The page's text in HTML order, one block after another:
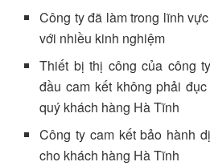
Công ty đã làm trong lĩnh
với nhiều kinh nghiệm
Thiết bị thị công của công
đầu cam kết không phải
quý khách hàng Hà Tĩnh
Công ty cam kết bảo hành
cho khách hàng Hà Tĩnh